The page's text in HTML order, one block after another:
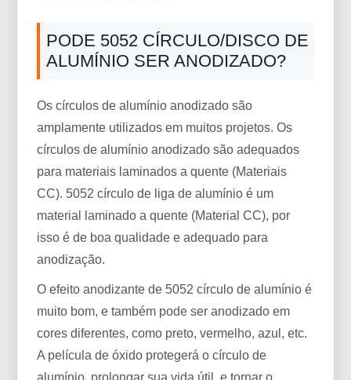
PODE 5052 CÍRCULO/DISCO DE
ALUMÍNIO SER ANODIZADO?
Os círculos de alumínio anodizado são
amplamente utilizados em muitos projetos. Os
círculos de alumínio anodizado são adequados
para materiais laminados a quente (Materiais
CC). 5052 círculo de liga de alumínio é um
material laminado a quente (Material CC), por
isso é de boa qualidade e adequado para
anodização.
O efeito anodizante de 5052 círculo de alumínio é
muito bom, e também pode ser anodizado em
cores diferentes, como preto, vermelho, azul, etc.
A película de óxido protegerá o círculo de
alumínio, prolongar sua vida útil, e tornar o